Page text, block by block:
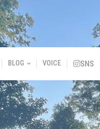
BLOG VOICE SNS